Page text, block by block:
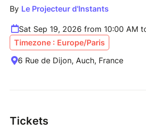
By Le Projecteur d'Instants
Sat Sep 19, 2026 from 10:00 AM
Timezone : Europe/Paris
6 Rue de Dijon, Auch, France
Tickets